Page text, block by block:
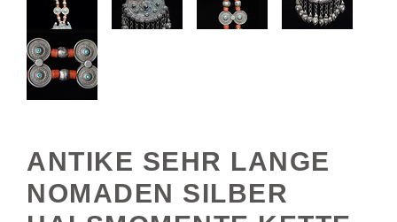
NOMADEN SILBER
HALSMOMENTE KETTE